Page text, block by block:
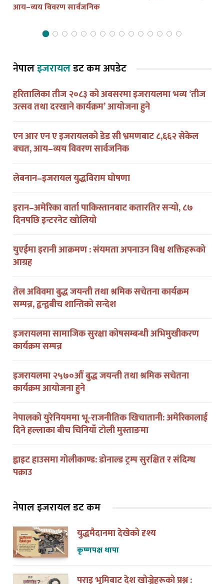
आय–व्यय विवरण सार्वजनिक
नेपालइजरायलडट कम अपडेट
हरितालिका तीज २०८३ को अवसरमा इजरायलमा भव्य ‘तीज
उत्सव तथा दरखाने कार्यक्रम’ आयोजना हुने
एन आर एन ए इजरायलको डेड सी भ्रमणबाट ८,६६२ सेकेल
बचत, आय–व्यय विवरण सार्वजनिक
लेबनान–इजरायल युद्धविराम घोषणा
इरान–अमेरिका वार्ता पाकिस्तानबाट कतारतिर सर्‍यो, ८७
दिनपछि इन्टरनेट खोलियो
युएईमा इरानी आक्रमण : संयमता अपनाउन विश्व शक्तिहरूको
आग्रह
तेल अविवमा बुद्ध जयन्ती तथा श्रमिक सचेतना कार्यक्रम
सम्पन्न, द्वन्द्वबीच शान्तिको सन्देश
इजरायलमा सामाजिक सुरक्षा कोषसम्बन्धी अभिमुखीकरण
कार्यक्रम सम्पन्न
इजरायलमा २५७०औं बुद्ध जयन्ती तथा श्रमिक सचेतना
कार्यक्रम आयोजना हुने
नेपालको युरेनियममा भू-राजनीतिक खिचातानी: अमेरिकालाई
दिने हल्लाका बीच चिनियाँ टोली मुस्ताङमा
ह्वाइट हाउसमा गोलीकाण्ड: डोनाल्ड ट्रम्प सुरक्षित र संदिग्ध
पक्राउ
नेपाल इजरायल डट कम
युद्धमैदानमा देखेको दृश्य
कृष्णपक्ष थापा
पराइ भूमिबाट देश खोज्नेहरूको प्रश्न :